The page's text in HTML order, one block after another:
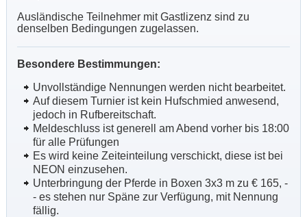
Ausländische Teilnehmer mit Gastlizenz sind zu
denselben Bedingungen zugelassen.
Besondere Bestimmungen:
Unvollständige Nennungen werden nicht bearbeitet.
Auf diesem Turnier ist kein Hufschmied anwesend,
jedoch in Rufbereitschaft.
Meldeschluss ist generell am Abend vorher bis 18:00
für alle Prüfungen
Es wird keine Zeiteinteilung verschickt, diese ist bei
NEON einzusehen.
Unterbringung der Pferde in Boxen 3x3 m zu € 165, -
- es stehen nur Späne zur Verfügung, mit Nennung
fällig.